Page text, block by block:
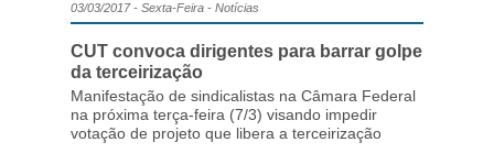
03/03/2017 - Sexta-Feira - Notícias
CUT convoca dirigentes para barrar golpe
da terceirização
Manifestação de sindicalistas na Câmara Federal
na próxima terça-feira (7/3) visando impedir
votação de projeto que libera a terceirização